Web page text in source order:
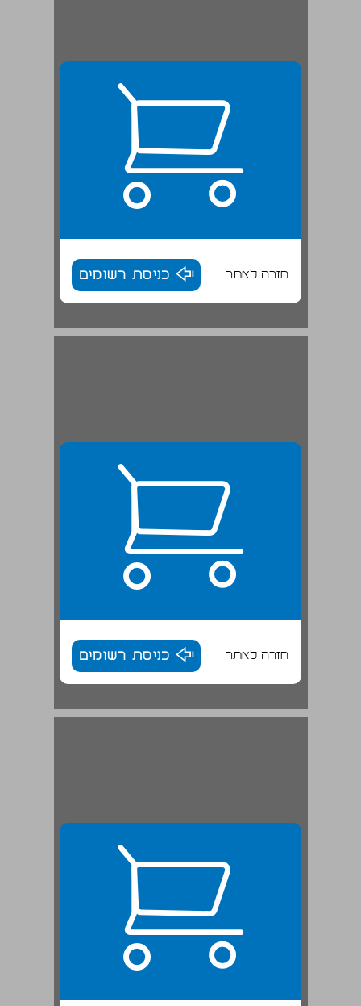
חזרה לאתר כניסת רשומים
חזרה לאתר כניסת רשומים
חיפה וצפת ... 22